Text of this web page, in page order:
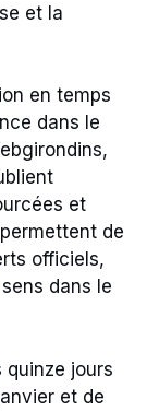
et la
en temps
dans le
et
de
officiels,
dans le
quinze jours
et de